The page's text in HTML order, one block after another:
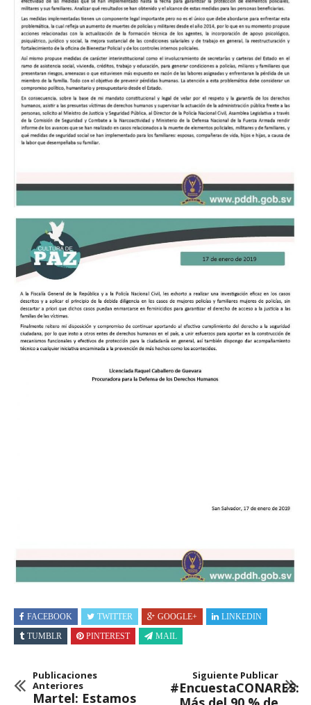
FACEBOOK TWITTER GOOGLE+
LINKEDIN
TUMBLR
PINTEREST MAIL
Publicaciones
Anteriores
Martel: Estamos
Siguiente Publicar
#EncuestaCONARES: